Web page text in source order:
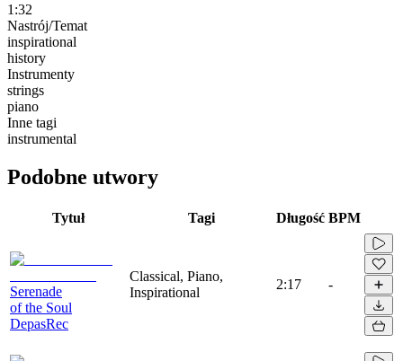
1:32
Nastrój/Temat
inspirational
history
Instrumenty
strings
piano
Inne tagi
instrumental
Podobne utwory
Tytuł Tagi Długość BPM
Serenade
of the Soul
DepasRec
Classical, Piano,
Inspirational
2:17 -